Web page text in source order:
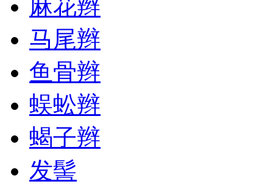
麻花辫
马尾辫
鱼骨辫
蜈蚣辫
蝎子辫
发髻